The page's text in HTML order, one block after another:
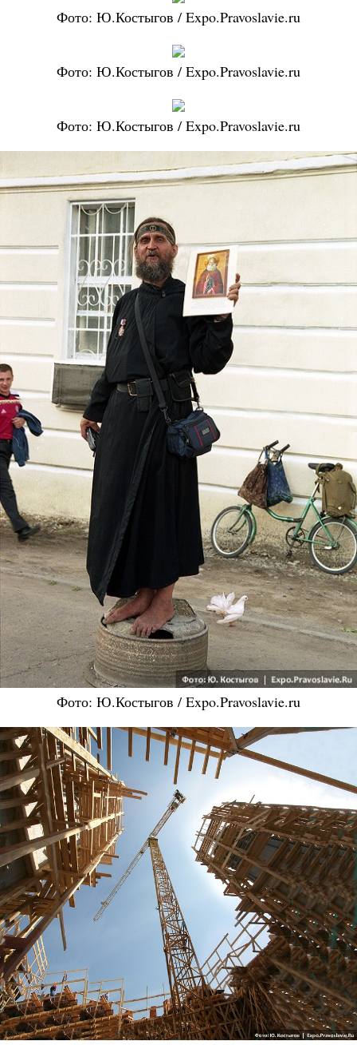
Фото: Ю.Костыгов / Expo.Pravoslavie.ru
Фото: Ю.Костыгов / Expo.Pravoslavie.ru
Фото: Ю.Костыгов / Expo.Pravoslavie.ru
Фото: Ю.Костыгов / Expo.Pravoslavie.ru